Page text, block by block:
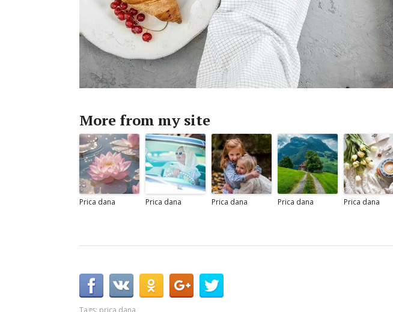
More from my site
Prica dana Prica dana Prica dana Prica dana Prica dana